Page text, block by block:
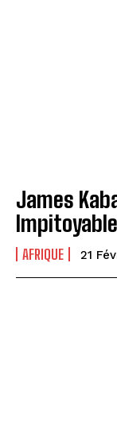
James
AFRIQUE 21